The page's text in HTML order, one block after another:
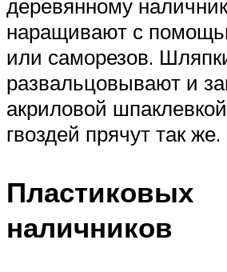
деревянному
наращивают с
или саморезов.
развальцовывают и
акриловой
гвоздей прячут так же.
Пластиковых
наличников